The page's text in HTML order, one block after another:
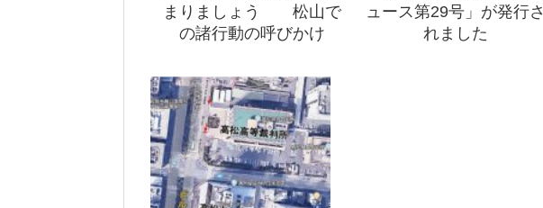
まりましょう 松山で
の諸行動の呼びかけ
ュース第29号」が発行さ
れました